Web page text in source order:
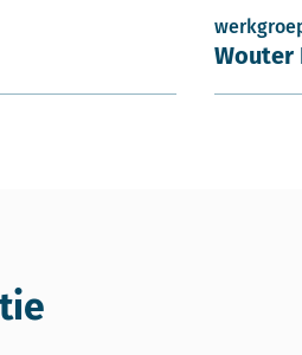
Wouter